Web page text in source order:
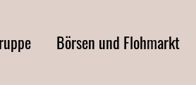
Börsen und Flohmarkt